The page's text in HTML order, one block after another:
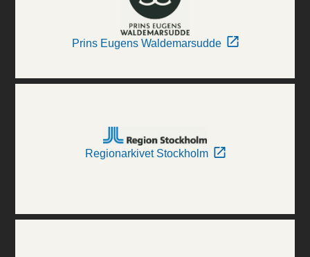
Prins Eugens Waldemarsudde
Regionarkivet Stockholm